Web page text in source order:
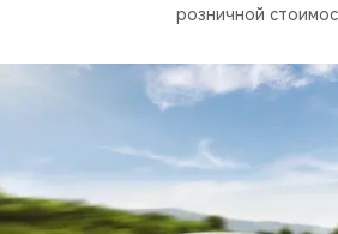
БЛАГОТВОРИТЕЛЬНОСТЬ
CHERY REMOTE
розничной